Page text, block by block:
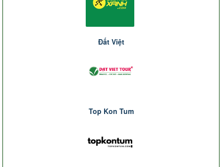
Đất Việt
Top Kon Tum